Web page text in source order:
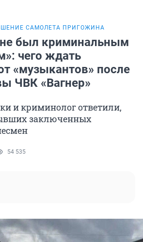
САМОЛЕТА ПРИГОЖИНА
был криминальным
чего ждать
«музыкантов» после
ЧВК «Вагнер»
и криминолог ответили,
заключенных
54 535